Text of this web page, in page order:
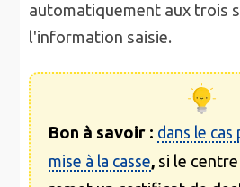
automatiquement aux trois
l'information saisie.
Bon à savoir : dans le cas
mise à la casse, si le